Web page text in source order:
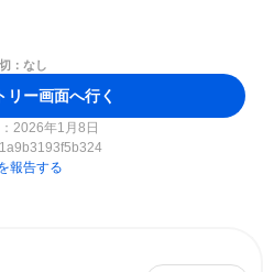
：なし
リー画面へ行く
2026年1月8日
報告する